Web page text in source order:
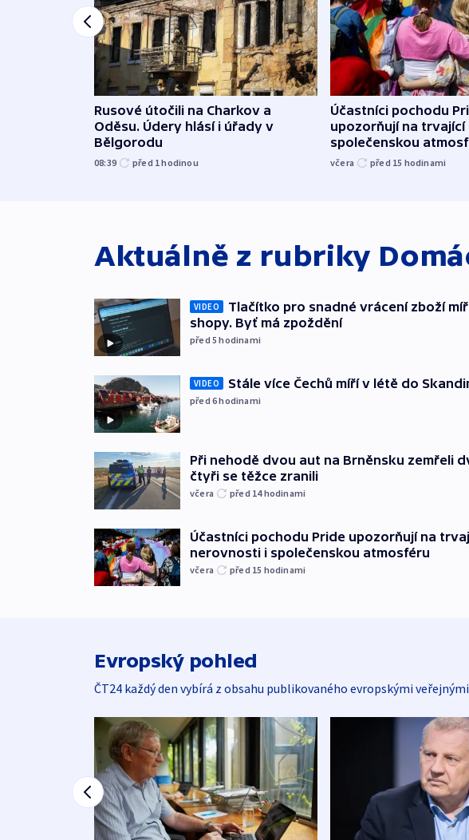
Rusové útočili na Charkov a
Oděsu. Údery hlásí i úřady v
Bělgorodu
08:39 před 1hodinou
Účastníci pochodu
upozorňují na
společenskou
včera před 15 hodinami
Aktuálně z rubriky
VIDEO
Tlačítko pro snadné vrácení zboží
shopy. Byť má zpoždění
před 5hodinami
VIDEO Stále více Čechů míří v létě do
před 6hodinami
Při nehodě dvou aut na Brněnsku zemřeli
čtyři se těžce zranili
včera před 14hodinami
Účastníci pochodu Pride upozorňují na
nerovnosti i společenskou atmosféru
včera před 15 hodinami
Evropský pohled
ČT24 každý den vybírá z obsahu publikovaného evropskými